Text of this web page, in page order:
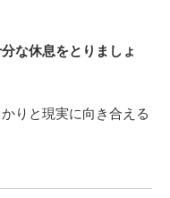
な休息をとりましょ
りと現実に向き合える